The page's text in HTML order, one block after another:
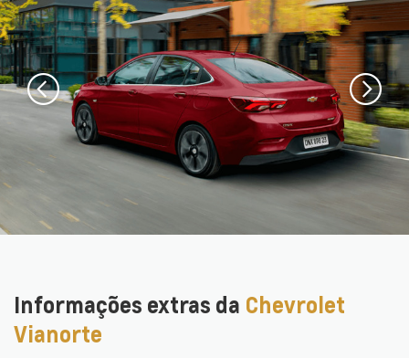
Informações extras da Chevrolet
Vianorte